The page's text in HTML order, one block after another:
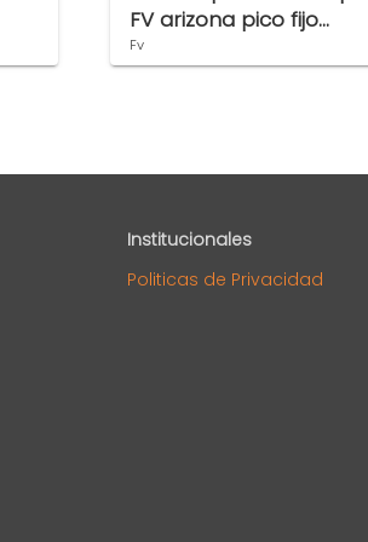
FV arizona pico fijo
0401/B1P-CR
Fv
Institucionales
Politicas de Privacidad